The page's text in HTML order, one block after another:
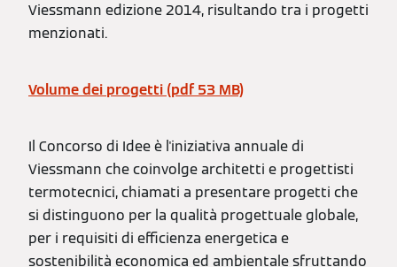
Viessmann edizione 2014, risultando tra i progetti
menzionati.
Volume dei progetti (pdf 53 MB)
Il Concorso di Idee è l'iniziativa annuale di
Viessmann che coinvolge architetti e progettisti
termotecnici, chiamati a presentare progetti che
si distinguono per la qualità progettuale globale,
per i requisiti di efficienza energetica e
sostenibilità economica ed ambientale sfruttando